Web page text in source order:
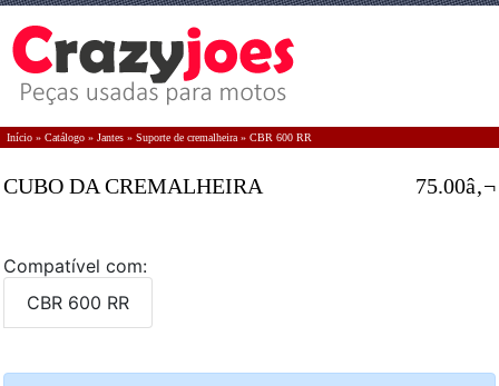
Início » Catálogo » Jantes » Suporte de cremalheira » CBR 600 RR
CUBO DA CREMALHEIRA 75.00â‚¬
Compatível com:
CBR 600 RR